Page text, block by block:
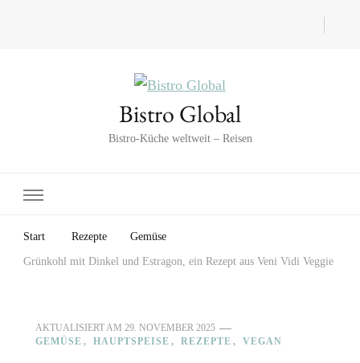
Bistro Global
Bistro-Küche weltweit – Reisen
Start Rezepte Gemüse
Grünkohl mit Dinkel und Estragon, ein Rezept aus Veni Vidi Veggie
AKTUALISIERT AM 29. NOVEMBER 2025
GEMÜSE
HAUPTSPEISE REZEPTE VEGAN